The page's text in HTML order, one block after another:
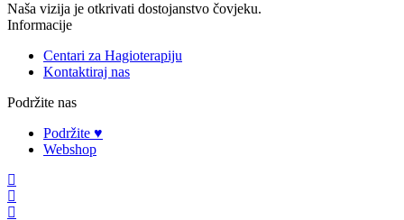
Naša vizija je otkrivati dostojanstvo čovjeku.
Informacije
Centari za Hagioterapiju
Kontaktiraj nas
Podržite nas
Podržite ♥
Webshop